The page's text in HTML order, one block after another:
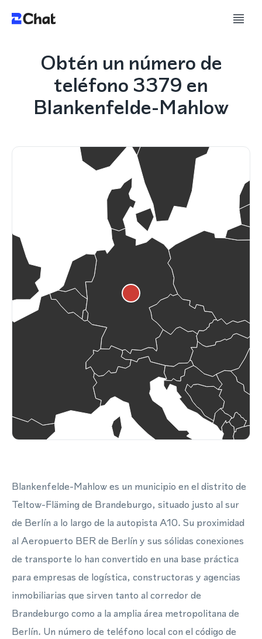
Obtén un número de
teléfono 3379 en
Blankenfelde-Mahlow
Blankenfelde-Mahlow es un municipio en el distrito de
Teltow-Fläming de Brandeburgo, situado justo al sur
de Berlín a lo largo de la autopista A10. Su proximidad
al Aeropuerto BER de Berlín y sus sólidas conexiones
de transporte lo han convertido en una base práctica
para empresas de logística, constructoras y agencias
inmobiliarias que sirven tanto al corredor de
Brandeburgo como a la amplia área metropolitana de
Berlín. Un número de teléfono local con el código de